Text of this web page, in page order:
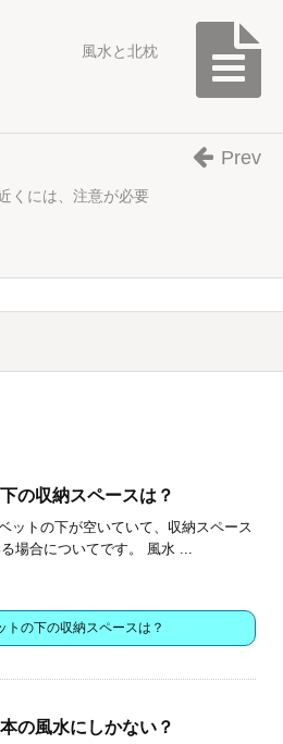
風水と北枕
くには、注意が必要
Prev
の収納スペースは？
ットの下が空いていて、収納スペース
場合についてです。 風水 ...
の下の収納スペースは？
の風水にしかない？